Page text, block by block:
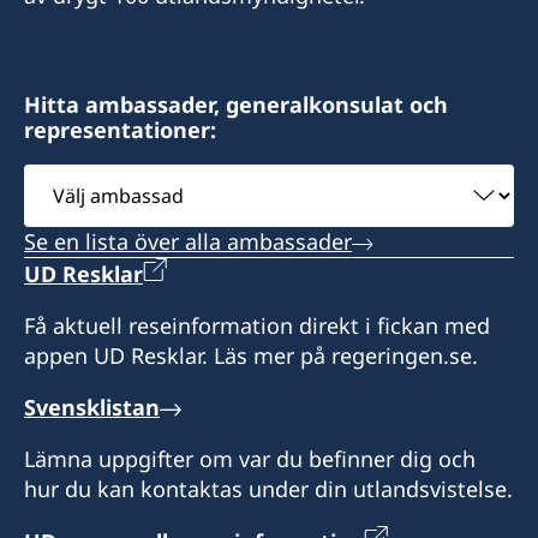
Honorärkonsul
Wilhelmina Van De Ven
Hitta ambassader, generalkonsulat och
representationer:
Välj
ambassad
Se en lista över alla ambassader
UD Resklar
Få aktuell reseinformation direkt i fickan med
appen UD Resklar. Läs mer på regeringen.se.
Svensklistan
Lämna uppgifter om var du befinner dig och
hur du kan kontaktas under din utlandsvistelse.